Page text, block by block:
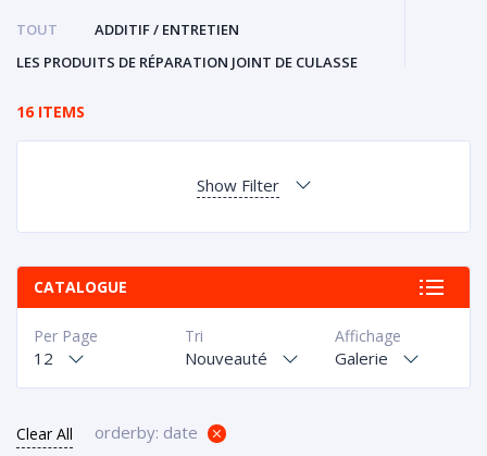
TOUT
ADDITIF / ENTRETIEN
LES PRODUITS DE RÉPARATION JOINT DE CULASSE
16 ITEMS
Show Filter
CATALOGUE
Affichage
Galerie
Tri
Nouveauté
Per Page
12
Clear All orderby: date